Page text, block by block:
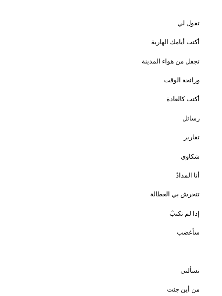
تقول لي
أكتب أيامك الهاربة
تجفل من هواء المدينة
ورائحة الوقت
أكتب كالعادة
رسائل
تقارير
شكاوي
أنا المدادُ
تتحرش بي العطالة
إذا لم تكتبْ
سأغضب
تسألني
من أين جئت